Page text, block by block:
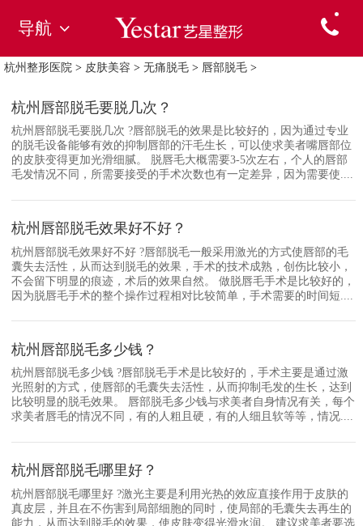
导航
杭州整形医院 > 皮肤美容 > 无痛脱毛 > 唇部脱毛 >
杭州唇部脱毛要脱几次？
杭州唇部脱毛要脱几次 ?唇部脱毛的效果是比较好的，因为通过专业
的脱毛设备能够有效的抑制唇部的汗毛生长，可以使求美者嘴唇部位
的皮肤变得更加光滑细腻。 脱唇毛大概需要3-5次左右，个人的唇部
毛发情况不同，所需要接受的手术次数也有一定差异，因为需要使....
杭州唇部脱毛效果好不好？
杭州唇部脱毛效果好不好 ?唇部脱毛一般采用激光的方式使唇部的毛
囊失去活性，从而达到脱毛的效果，手术的技术成熟，创伤比较小，
不会留下明显的痕迹，术后的效果自然。 做脱唇毛手术是比较好的，
因为脱唇毛手术的整个操作过程相对比较简单，手术需要的时间短....
杭州唇部脱毛多少钱？
杭州唇部脱毛多少钱 ?唇部脱毛手术是比较好的，手术主要是通过激
光照射的方式，使唇部的毛囊失去活性，从而抑制毛发的生长，达到
比较明显的脱毛效果。 唇部脱毛多少钱与求美者自身情况有关，每个
求美者唇毛的情况不同，有的人粗且硬，有的人细且软等等，情况....
杭州唇部脱毛哪里好？
杭州唇部脱毛哪里好 ?激光主要是利用光热的效应直接作用于皮肤的
真皮层，并且在不伤害到局部细胞的同时，使局部的毛囊失去再生的
能力，从而达到脱毛的效果，使皮肤变得光滑水润。 建议求美者要选